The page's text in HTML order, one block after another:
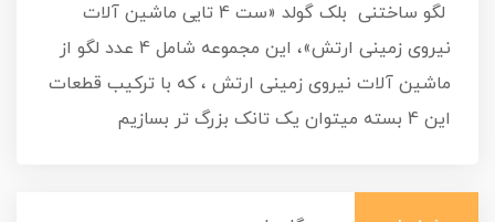
لگو ساختنی بلک گولد «ست 4 تایی ماشین آلات
نیروی زمینی ارتش»، این مجموعه شامل 4 عدد لگو از
ماشین آلات نیروی زمینی ارتش ، که با ترکیب قطعات
این 4 بسته میتوان یک تانک بزرگ تر بسازیم